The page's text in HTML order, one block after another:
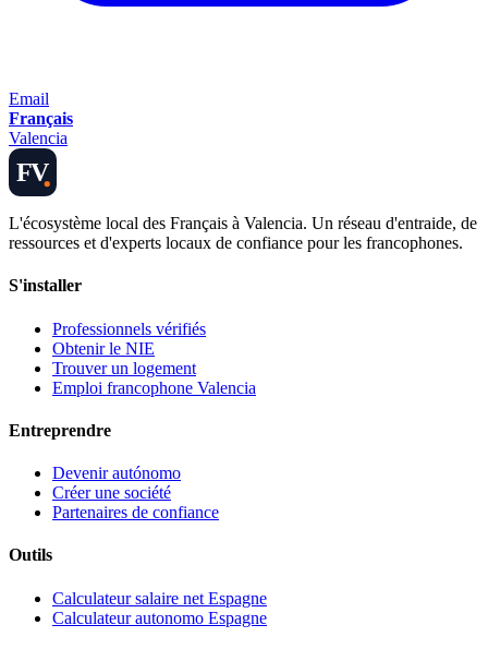
Email
Français
Valencia
FV
L'écosystème local des Français à Valencia. Un réseau d'entraide, de
ressources et d'experts locaux de confiance pour les francophones.
S'installer
Professionnels vérifiés
Obtenir le NIE
Trouver un logement
Emploi francophone Valencia
Entreprendre
Devenir autónomo
Créer une société
Partenaires de confiance
Outils
Calculateur salaire net Espagne
Calculateur autonomo Espagne